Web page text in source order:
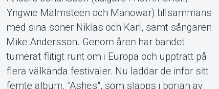
Yngwie Malmsteen och Manowar) tillsammans
med sina söner Niklas och Karl, samt sångaren
Mike Andersson. Genom åren har bandet
turnerat flitigt runt om i Europa och uppträtt på
flera välkända festivaler. Nu laddar de inför sitt
femte album, "Ashes", som släpps i början av